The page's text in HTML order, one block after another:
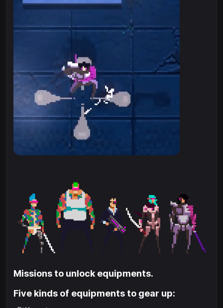
Missions to unlock equipments.
Five kinds of equipments to gear up: